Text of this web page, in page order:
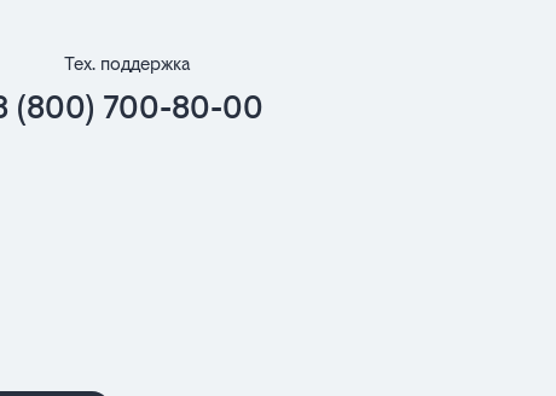
Тех. поддержка
(800) 700-80-00